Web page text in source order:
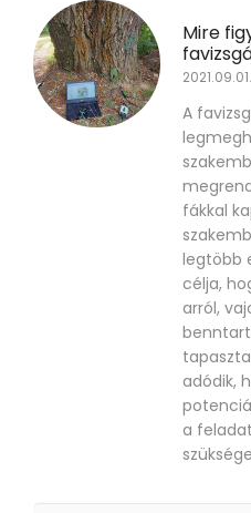
Mire
2021.09.01.
A
fákkal
legtöbb
célja,
arról,
adódik,
a